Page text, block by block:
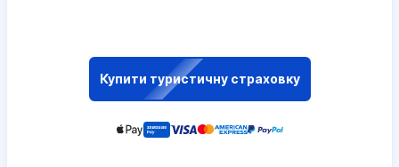
Купити туристичну страховку